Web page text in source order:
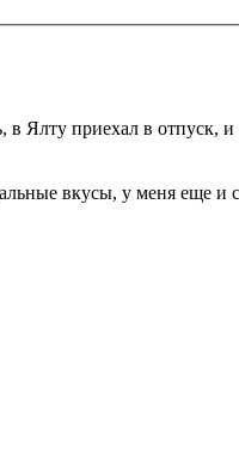
в Ялту приехал в отпуск,
вкусы, у меня еще и